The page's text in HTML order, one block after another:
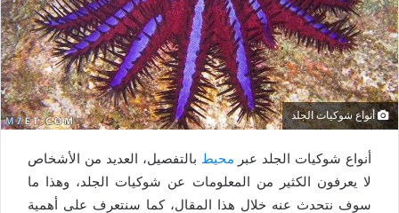
أنواع شوكيات الجلد
أنواع شوكيات الجلد عبر محيط بالتفصيل، العديد من الأشخاص
لا يعرفون الكثير من المعلومات عن شوكيات الجلد، وهذا ما
سوف نتحدث عنه خلال هذا المقال، كما سنتعرف على أهمية